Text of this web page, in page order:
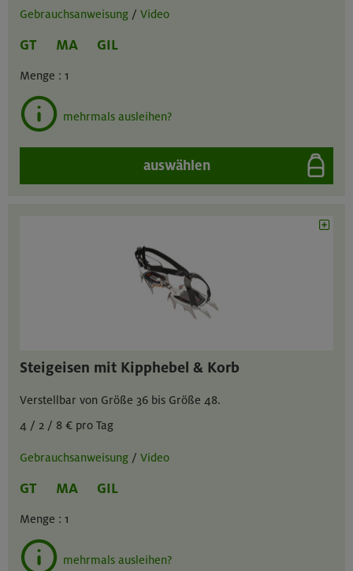
Gebrauchsanweisung / Video
GT MA GIL
Menge : 1
mehrmals ausleihen?
auswählen
Steigeisen mit Kipphebel & Korb
Verstellbar von Größe 36 bis Größe 48.
4 / 2 / 8 € pro Tag
Gebrauchsanweisung / Video
GT MA GIL
Menge : 1
mehrmals ausleihen?